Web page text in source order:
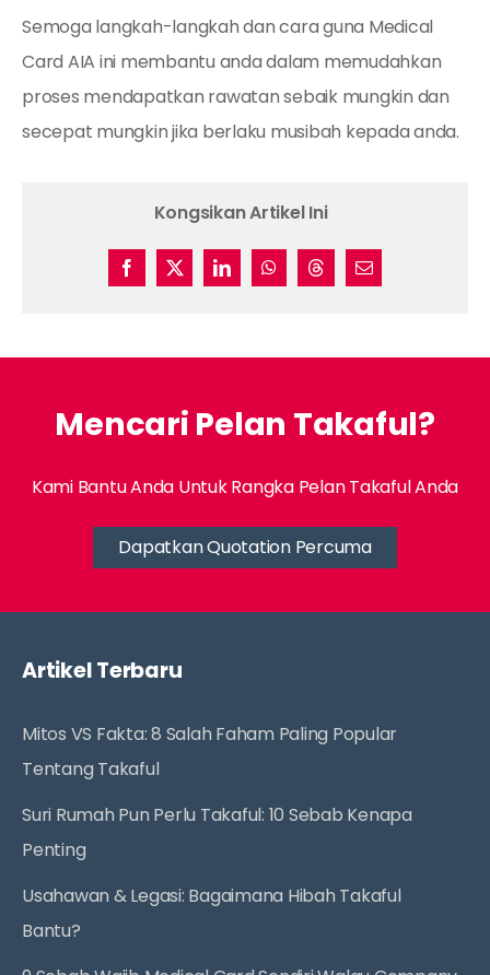
Semoga langkah-langkah dan cara guna Medical
Card AIA ini membantu anda dalam memudahkan
proses mendapatkan rawatan sebaik mungkin dan
secepat mungkin jika berlaku musibah kepada anda.
Kongsikan Artikel Ini
Mencari Pelan Takaful?
Kami Bantu Anda Untuk Rangka Pelan Takaful Anda
Dapatkan Quotation Percuma
Artikel Terbaru
Mitos VS Fakta: 8 Salah Faham Paling Popular
Tentang Takaful
Suri Rumah Pun Perlu Takaful: 10 Sebab Kenapa
Penting
Usahawan & Legasi: Bagaimana Hibah Takaful
Bantu?